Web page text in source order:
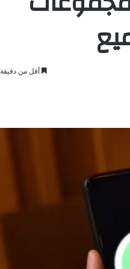
أقل من دقيقة